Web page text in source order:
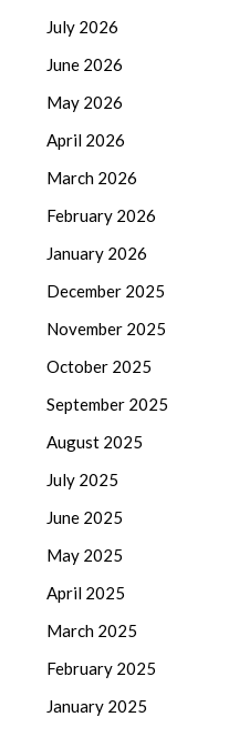
July 2026
June 2026
May 2026
April 2026
March 2026
February 2026
January 2026
December 2025
November 2025
October 2025
September 2025
August 2025
July 2025
June 2025
May 2025
April 2025
March 2025
February 2025
January 2025